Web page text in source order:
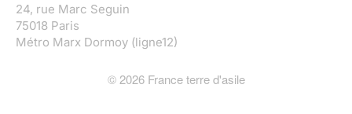
24, rue Marc Seguin
75018 Paris
Métro Marx Dormoy (ligne12)
© 2026France terre d'asile